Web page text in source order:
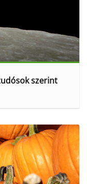
szerint